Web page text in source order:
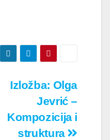
Izložba: Olga
Jevrić –
Kompozicija i
struktura